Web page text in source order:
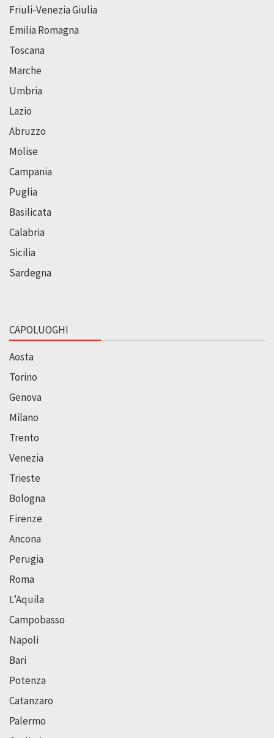
Friuli-Venezia Giulia
Emilia Romagna
Toscana
Marche
Umbria
Lazio
Abruzzo
Molise
Campania
Puglia
Basilicata
Calabria
Sicilia
Sardegna
CAPOLUOGHI
Aosta
Torino
Genova
Milano
Trento
Venezia
Trieste
Bologna
Firenze
Ancona
Perugia
Roma
L’Aquila
Campobasso
Napoli
Bari
Potenza
Catanzaro
Palermo